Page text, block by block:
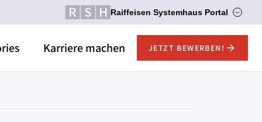
Raiffeisen Systemhaus Portal
Karriere machen JETZT BEWERBEN!